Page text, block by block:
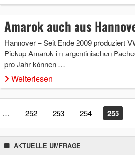
Amarok auch aus
Hannover – Seit Ende 2009 produziert
Pickup Amarok im argentinischen
pro Jahr können …
Weiterlesen
… 252 253 254 255
AKTUELLE UMFRAGE